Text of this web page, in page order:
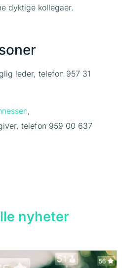
dyktige kollegaer.
leder, telefon 957 31
,
telefon 959 00 637
nyheter